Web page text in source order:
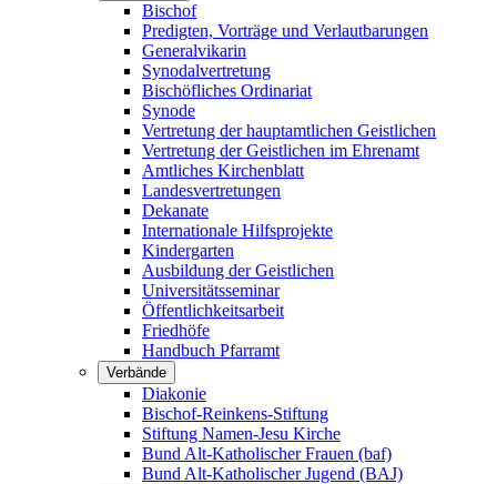
Bischof
Predigten, Vorträge und Verlautbarungen
Generalvikarin
Synodalvertretung
Bischöfliches Ordinariat
Synode
Vertretung der hauptamtlichen Geistlichen
Vertretung der Geistlichen im Ehrenamt
Amtliches Kirchenblatt
Landesvertretungen
Dekanate
Internationale Hilfsprojekte
Kindergarten
Ausbildung der Geistlichen
Universitätsseminar
Öffentlichkeitsarbeit
Friedhöfe
Handbuch Pfarramt
Verbände
Diakonie
Bischof-Reinkens-Stiftung
Stiftung Namen-Jesu Kirche
Bund Alt-Katholischer Frauen (baf)
Bund Alt-Katholischer Jugend (BAJ)